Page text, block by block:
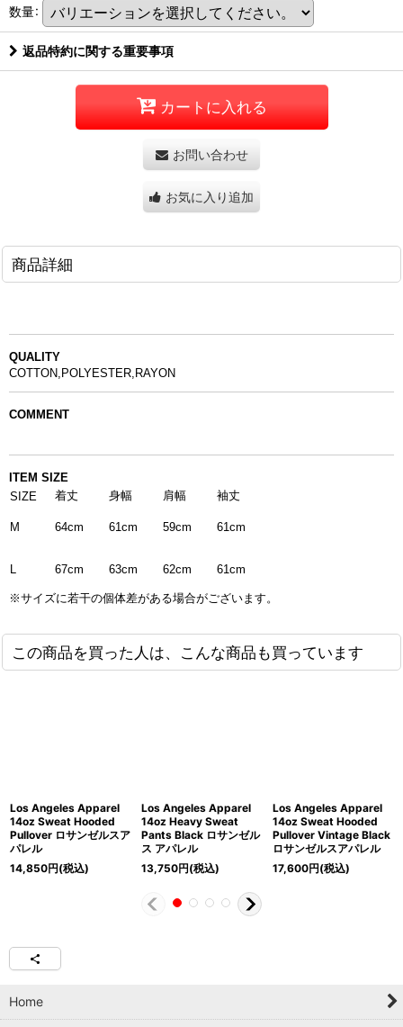
数量:
返品特約に関する重要事項
カートに入れる
お問い合わせ
お気に入り追加
商品詳細
QUALITY
COTTON,POLYESTER,RAYON
COMMENT
ITEM SIZE
SIZE
着丈 身幅 肩幅 袖丈
M 64cm 61cm 59cm 61cm
67cm 63cm 62cm 61cm
※サイズに若干の個体差がある場合がございます。
この商品を買った人は、こんな商品も買っています
Los Angeles Apparel
14oz Sweat Hooded
Pullover ロサンゼルスア
パレル
14,850円(税込)
Los Angeles Apparel
14oz Heavy Sweat
Pants Black ロサンゼル
ス アパレル
13,750円(税込)
Los Angeles Apparel
14oz Sweat Hooded
Pullover Vintage Black
ロサンゼルスアパレル
17,600円(税込)
Home